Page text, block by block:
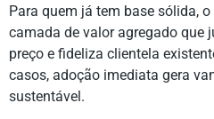
Para quem já tem base sólida,
camada de valor agregado que
preço e fideliza clientela
casos, adoção imediata gera
sustentável.